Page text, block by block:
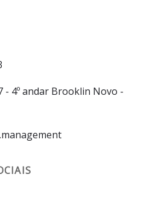
- 4º andar Brooklin Novo -